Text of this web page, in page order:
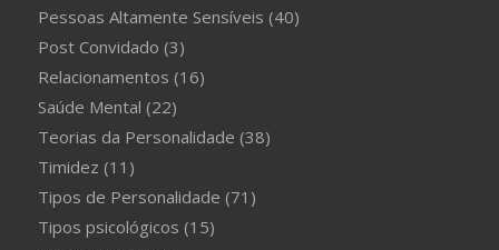
Pessoas Altamente Sensíveis (40)
Post Convidado (3)
Relacionamentos (16)
Saúde Mental (22)
Teorias da Personalidade (38)
Timidez (11)
Tipos de Personalidade (71)
Tipos psicológicos (15)